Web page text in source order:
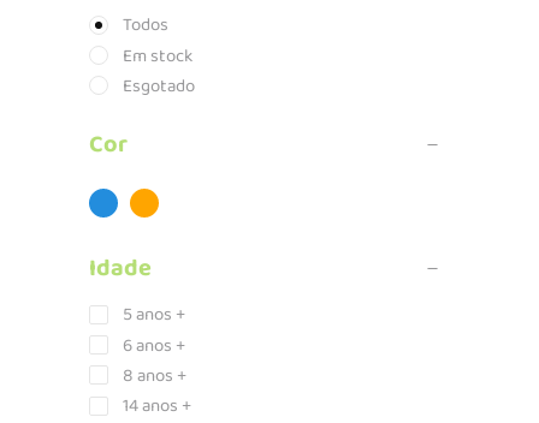
Todos
Em stock
Esgotado
Cor
Idade
5 anos +
6 anos +
8 anos +
14 anos +